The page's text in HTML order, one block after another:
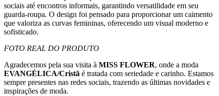
sociais até encontros informais, garantindo versatilidade em seu
guarda-roupa. O design foi pensado para proporcionar um caimento
que valoriza as curvas femininas, oferecendo um visual moderno e
sofisticado.
FOTO REAL DO PRODUTO
Agradecemos pela sua visita à MISS FLOWER, onde a moda
EVANGÉLICA/Cristã é tratada com seriedade e carinho. Estamos
sempre presentes nas redes sociais, trazendo as últimas novidades e
inspirações de moda.